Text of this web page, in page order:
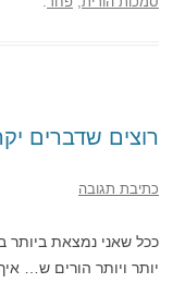
רוצים שדברים
כתיבת תגובה
ככל שאני נמצאת
יותר ויותר הורים ש…